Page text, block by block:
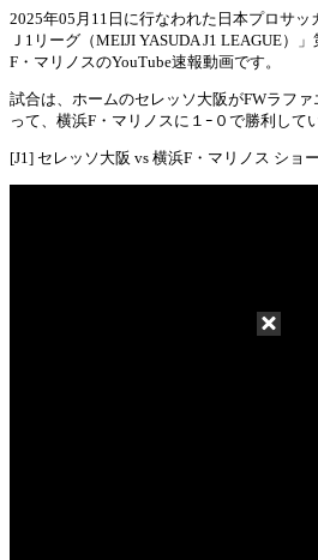
2025年05月11日に行なわれた日本プロサッ
Ｊ1リーグ（MEIJI YASUDA J1 LEAGUE）
F・マリノスのYouTube速報動画です。
試合は、ホームのセレッソ大阪がFWラフ
って、横浜F・マリノスに１ｰ０で勝利して
[J1] セレッソ大阪 vs 横浜F・マリノス ショ